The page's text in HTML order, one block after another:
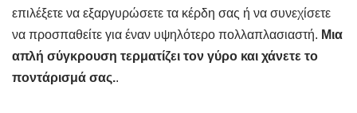
επιλέξετε να εξαργυρώσετε τα κέρδη σας ή να συνεχίσετε
να προσπαθείτε για έναν υψηλότερο πολλαπλασιαστή. Μια
απλή σύγκρουση τερματίζει τον γύρο και χάνετε το
ποντάρισμά σας..